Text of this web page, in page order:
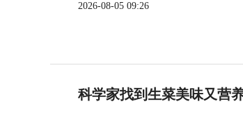
2026-08-05 09:26
科学家找到生菜美味又营